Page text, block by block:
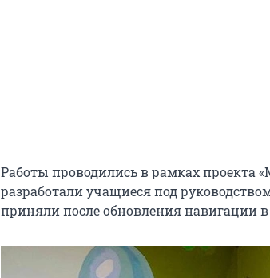
Работы проводились в рамках проекта
разработали учащиеся под
приняли после обновления навигации